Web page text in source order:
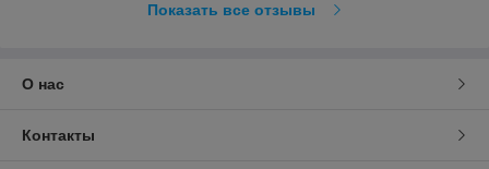
Показать все отзывы
О нас
Контакты